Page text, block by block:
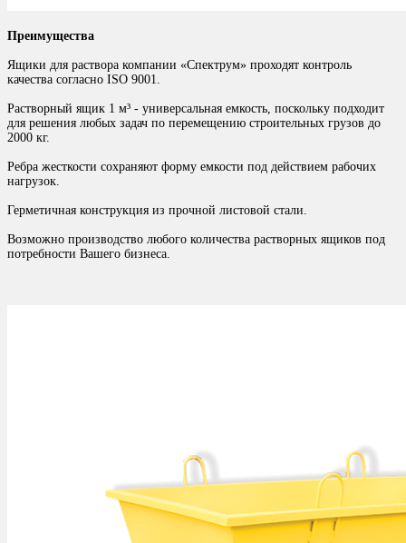
Преимущества
Ящики для раствора компании «Спектрум» проходят контроль
качества согласно ISO 9001.
Растворный ящик 1 м³ - универсальная емкость, поскольку подходит
для решения любых задач по перемещению строительных грузов до
2000 кг.
Ребра жесткости сохраняют форму емкости под действием рабочих
нагрузок.
Герметичная конструкция из прочной листовой стали.
Возможно производство любого количества растворных ящиков под
потребности Вашего бизнеса.